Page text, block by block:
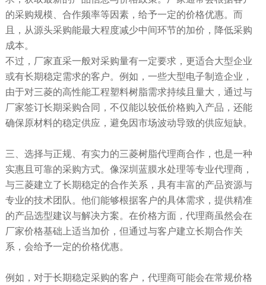
的采购规模、合作频率等因素，给予一定的价格优惠。而
且，从源头采购能最大程度减少中间环节的加价，降低采购
成本。
不过，厂家直采一般对采购量有一定要求，更适合大型企业
或有长期稳定需求的客户。例如，一些大型电子制造企业，
由于对三菱的高性能工程塑料树脂需求持续且量大，通过与
厂家签订长期采购合同，不仅能以较低价格购入产品，还能
确保原材料的稳定供应，避免因市场波动导致的供应短缺。
三、选择与正规、有实力的三菱树脂代理商合作，也是一种
实惠且可靠的采购方式。像深圳蓝膜水处理等专业代理商，
与三菱建立了长期稳定的合作关系，具有丰富的产品资源与
专业的技术团队。他们能够根据客户的具体需求，提供精准
的产品选型建议与解决方案。在价格方面，代理商虽然会在
厂家价格基础上适当加价，但通过与客户建立长期合作关
系，会给予一定的价格优惠。
例如，对于长期稳定采购的客户，代理商可能会在常规价格